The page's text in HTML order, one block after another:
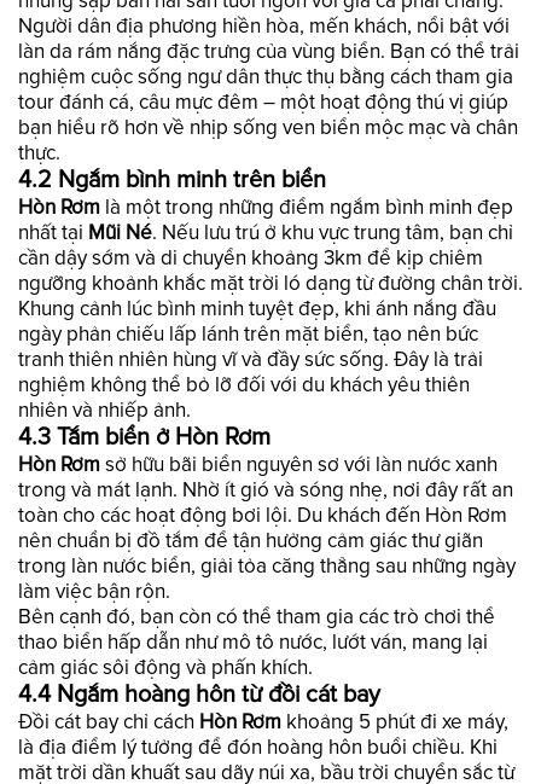
Người dân địa phương hiền hòa, mến khách, nổi bật với
làn da rám nắng đặc trưng của vùng biển. Bạn có thể trải
nghiệm cuộc sống ngư dân thực thụ bằng cách tham gia
tour đánh cá, câu mực đêm – một hoạt động thú vị giúp
bạn hiểu rõ hơn về nhịp sống ven biển mộc mạc và chân
thực.
4.2 Ngắm bình minh trên biển
Hòn Rơm là một trong những điểm ngắm bình minh đẹp
nhất tại Mũi Né. Nếu lưu trú ở khu vực trung tâm, bạn chỉ
cần dậy sớm và di chuyển khoảng 3km để kịp chiêm
ngưỡng khoảnh khắc mặt trời ló dạng từ đường chân trời.
Khung cảnh lúc bình minh tuyệt đẹp, khi ánh nắng đầu
ngày phản chiếu lấp lánh trên mặt biển, tạo nên bức
tranh thiên nhiên hùng vĩ và đầy sức sống. Đây là trải
nghiệm không thể bỏ lỡ đối với du khách yêu thiên
nhiên và nhiếp ảnh.
4.3 Tắm biển ở Hòn Rơm
Hòn Rơmsở hữu bãi biển nguyên sơ với làn nước xanh
trong và mát lạnh. Nhờ ít gió và sóng nhẹ, nơi đây rất an
toàn cho các hoạt động bơi lội. Du khách đến Hòn Rơm
nên chuẩn bị đồ tắm để tận hưởng cảm giác thư giãn
trong làn nước biển, giải tỏa căng thẳng sau những ngày
làm việc bận rộn.
Bên cạnh đó, bạn còn có thể tham gia các trò chơi thể
thao biển hấp dẫn như mô tô nước, lướt ván, mang lại
cảm giác sôi động và phấn khích.
4.4 Ngắm hoàng hôn từ đồi cát bay
Đồi cát bay chỉ cách Hòn Rơm khoảng 5 phút đi xe máy,
là địa điểm lý tưởng để đón hoàng hôn buổi chiều. Khi
mặt trời dần khuất sau dãy núi xa, bầu trời chuyển sắc từ